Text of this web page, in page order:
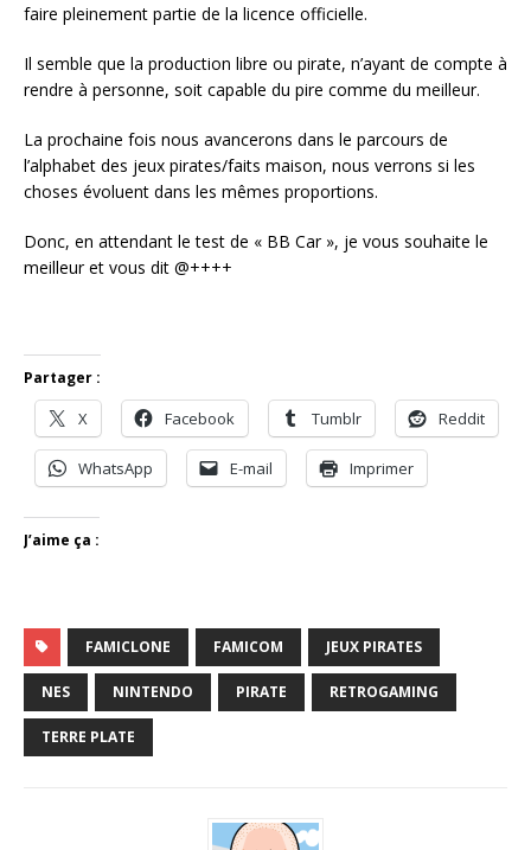
faire pleinement partie de la licence officielle.
Il semble que la production libre ou pirate, n’ayant de compte à
rendre à personne, soit capable du pire comme du meilleur.
La prochaine fois nous avancerons dans le parcours de
l’alphabet des jeux pirates/faits maison, nous verrons si les
choses évoluent dans les mêmes proportions.
Donc, en attendant le test de « BB Car », je vous souhaite le
meilleur et vous dit @++++
Partager :
X Facebook Tumblr Reddit
WhatsApp E-mail Imprimer
J’aime ça :
FAMICLONE FAMICOM JEUX PIRATES
NES NINTENDO PIRATE RETROGAMING
TERRE PLATE